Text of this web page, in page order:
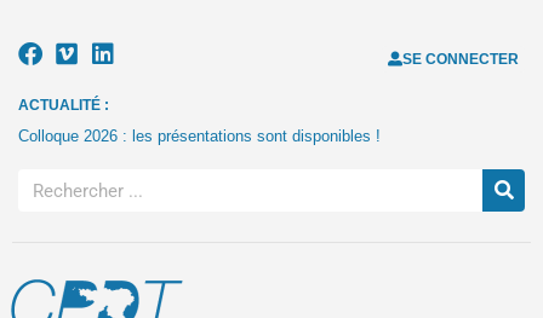
SE CONNECTER
ACTUALITÉ :
Colloque 2026 : les présentations sont disponibles !